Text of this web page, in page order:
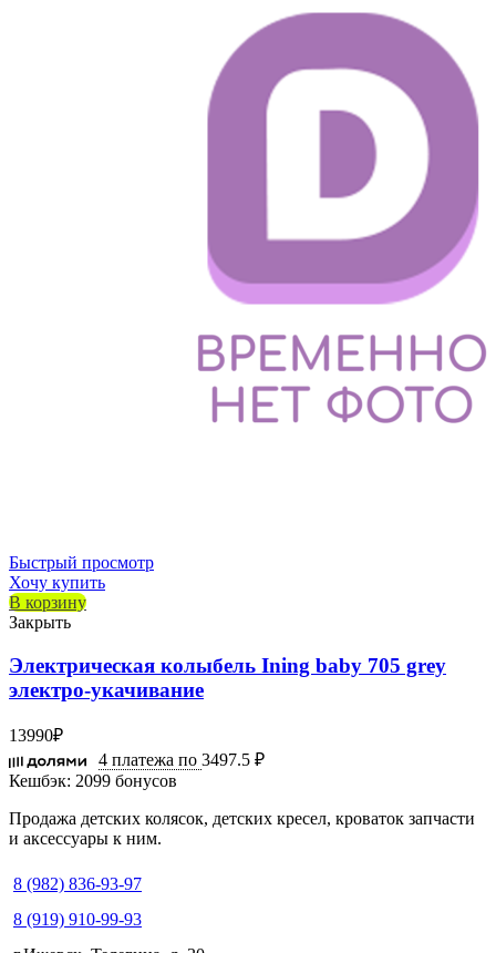
Быстрый просмотр
Хочу купить
В корзину
Закрыть
Электрическая колыбель Ining baby 705 grey
электро-укачивание
13990₽
4 платежа по 3497.5 ₽
Кешбэк: 2099 бонусов
Продажа детских колясок, детских кресел, кроваток запчасти
и аксессуары к ним.
8 (982) 836-93-97
8 (919) 910-99-93